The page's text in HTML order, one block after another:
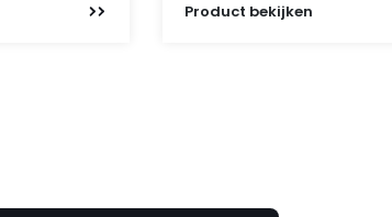
Product bekijken